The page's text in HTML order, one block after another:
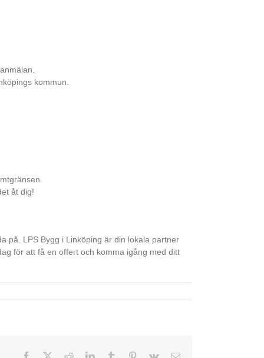
kommun.
åt dig!
på. LPS Bygg i Linköping är din lokala partner
för att få en offert och komma igång med ditt
Facebook RedditLinkedInTumblr Pinterest
Vk
E-